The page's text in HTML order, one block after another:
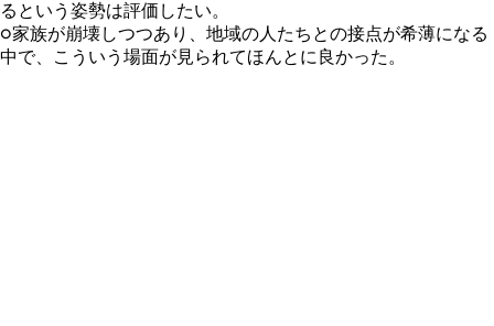
るという姿勢は評価したい。
○家族が崩壊しつつあり、地域の人たちとの接点が希薄になる
中で、こういう場面が見られてほんとに良かった。